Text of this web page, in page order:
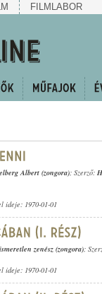
FILMLABOR
Albert (zongora); Szerző:
ideje: 1970-01-01
ismeretlen zenész (zongora);
ideje: 1970-01-01